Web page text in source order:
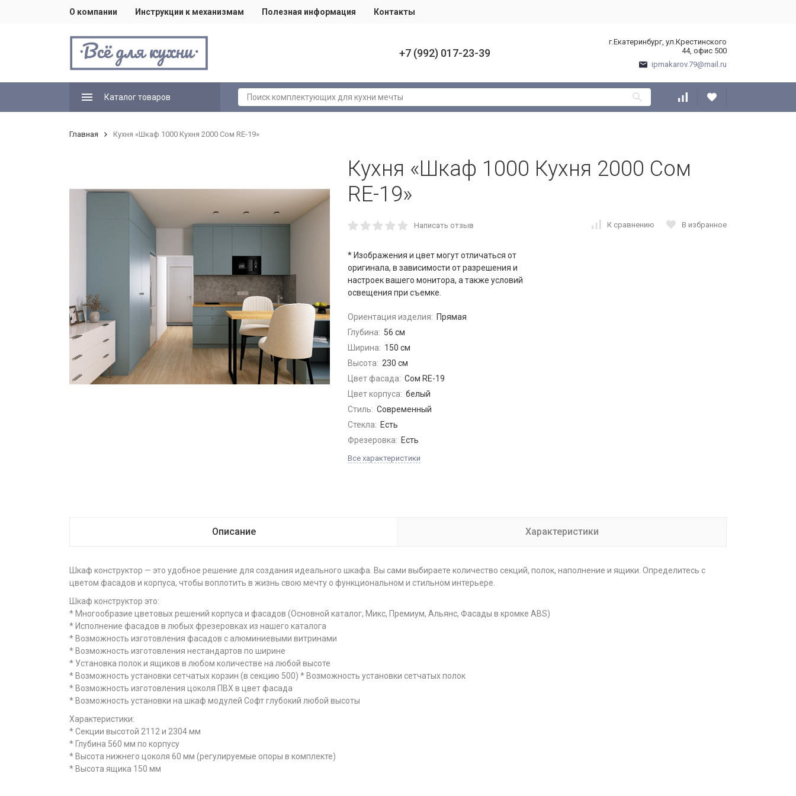
О компании Инструкции к механизмам Полезная информация Контакты
+7 (992) 017-23-39
г.Екатеринбург, ул.Крестинского
44, офис 500
ipmakarov.79@mail.ru
Каталог товаров
Главная Кухня «Шкаф 1000 Кухня 2000 Сом RE-19»
Кухня «Шкаф 1000 Кухня 2000 Сом
RE-19»
Написать отзыв К сравнению В избранное
* Изображения и цвет могут отличаться от
оригинала, в зависимости от разрешения и
настроек вашего монитора, а также условий
освещения при съемке.
Ориентация изделия: Прямая
Глубина: 56 см
Ширина: 150 см
Высота: 230 см
Цвет фасада: Сом RE-19
Цвет корпуса: белый
Стиль: Современный
Стекла: Есть
Фрезеровка: Есть
Все характеристики
Описание Характеристики
Шкаф конструктор — это удобное решение для создания идеального шкафа. Вы сами выбираете количество секций, полок, наполнение и ящики. Определитесь с
цветом фасадов и корпуса, чтобы воплотить в жизнь свою мечту о функциональном и стильном интерьере.
Шкаф конструктор это:
* Многообразие цветовых решений корпуса и фасадов (Основной каталог, Микс, Премиум, Альянс, Фасады в кромке ABS)
* Исполнение фасадов в любых фрезеровках из нашего каталога
* Возможность изготовления фасадов с алюминиевыми витринами
* Возможность изготовления нестандартов по ширине
* Установка полок и ящиков в любом количестве на любой высоте
* Возможность установки сетчатых корзин (в секцию 500) * Возможность установки сетчатых полок
* Возможность изготовления цоколя ПВХ в цвет фасада
* Возможность установки на шкаф модулей Софт глубокий любой высоты
Характеристики:
* Секции высотой 2112 и 2304 мм
* Глубина 560 мм по корпусу
* Высота нижнего цоколя 60 мм (регулируемые опоры в комплекте)
* Высота ящика 150 мм